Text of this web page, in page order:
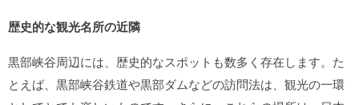
歴史的な観光名所の近隣
黒部峡谷周辺には、歴史的なスポットも数多く存在します。た
とえば、黒部峡谷鉄道や黒部ダムなどの訪問法は、観光の一環